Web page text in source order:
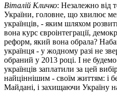
Віталій Кличко: Незалежно від
України, головне, що хвилює
українців, - яким шляхом
вона курс євроінтеграції,
реформ, який вона обрала?
українця - у жодному разі не
обраний у 2013 році. І не
українців заплатили за цей
найціннішим - своїм життям: і
Майдані, і захищаючи Україну